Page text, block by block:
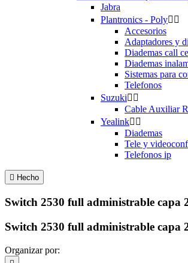
Jabra
Plantronics - Poly 
Accesorios
Adaptadores y
Diademas call
Diademas
Sistemas para
Telefonos
Suzuki 
Cable Auxiliar
Yealink 
Diademas
Tele y
Telefonos ip
 Hecho
Switch 2530 full administrable capa
Switch 2530 full administrable capa
Organizar por: